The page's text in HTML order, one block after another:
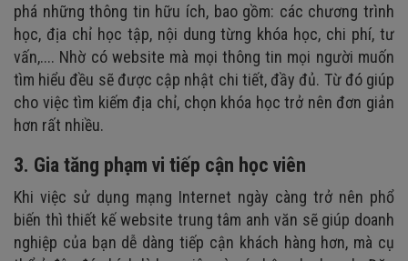
phá những thông tin hữu ích, bao gồm: các chương trình
học, địa chỉ học tập, nội dung từng khóa học, chi phí, tư
vấn,.... Nhờ có website mà mọi thông tin mọi người muốn
tìm hiểu đều sẽ được cập nhật chi tiết, đầy đủ. Từ đó giúp
cho việc tìm kiếm địa chỉ, chọn khóa học trở nên đơn giản
hơn rất nhiều.
3. Gia tăng phạm vi tiếp cận học viên
Khi việc sử dụng mạng Internet ngày càng trở nên phổ
biến thì thiết kế website trung tâm anh văn sẽ giúp doanh
nghiệp của bạn dễ dàng tiếp cận khách hàng hơn, mà cụ